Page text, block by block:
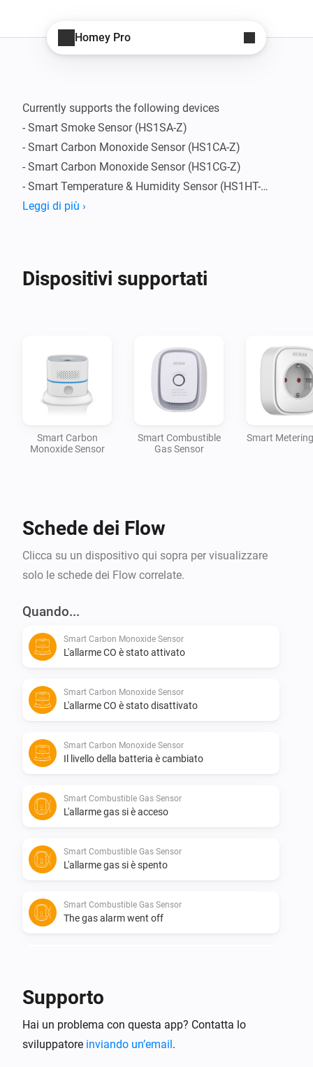
Homey Pro
Currently supports the following devices
- Smart Smoke Sensor (HS1SA-Z)
- Smart Carbon Monoxide Sensor (HS1CA-Z)
- Smart Carbon Monoxide Sensor (HS1CG-Z)
- Smart Temperature & Humidity Sensor (HS1HT-Z)
- Smart Motion Sensor (HS1MS-Z)
Leggi di più ›
Dispositivi supportati
Smart Carbon
Monoxide Sensor
Smart Combustible
Gas Sensor
Smart
Schede dei Flow
Clicca su un dispositivo qui sopra per visualizzare
solo le schede dei Flow correlate.
Quando...
Smart Carbon Monoxide Sensor
L'allarme CO è stato attivato
Smart Carbon Monoxide Sensor
L'allarme CO è stato disattivato
Smart Carbon Monoxide Sensor
Il livello della batteria è cambiato
Smart Combustible Gas Sensor
L'allarme gas si è acceso
Smart Combustible Gas Sensor
L'allarme gas si è spento
Smart Combustible Gas Sensor
The gas alarm went off
Attivato
Supporto
Hai un problema con questa app? Contatta lo
sviluppatore inviando un’email.